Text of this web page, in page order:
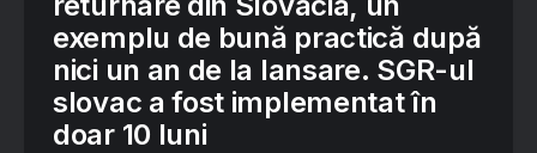
exemplu de bună practică după
nici un an de la lansare. SGR-ul
slovac a fost implementat în
doar 10 luni